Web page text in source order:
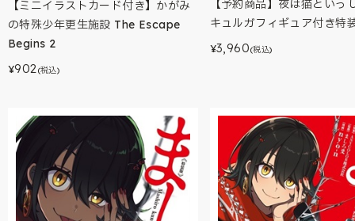
【ミニイラストカード付き】かがみ
の特殊少年更生施設 The Escape
Begins 2
¥902 (税込)
【予約商品】夜は猫といっ
キュルガフィギュア付き特
¥3,960(税込)